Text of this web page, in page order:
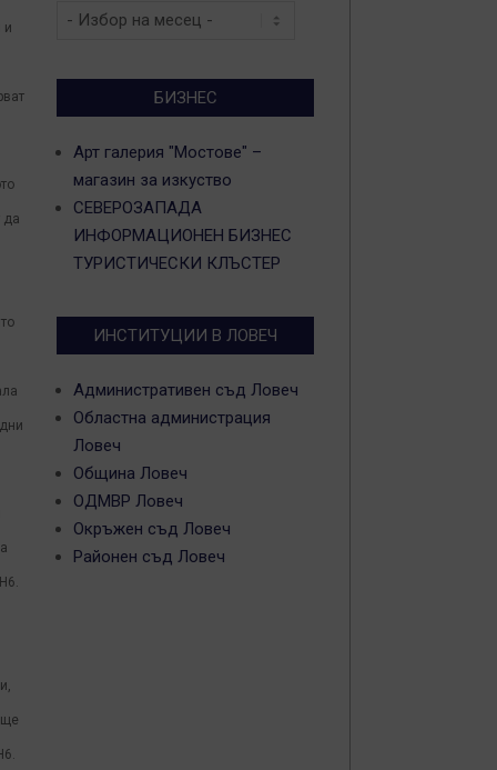
и
да
ще
Архив
БИЗНЕС
Арт галерия "Мостове" –
магазин за изкуство
СЕВЕРОЗАПАДА
ИНФОРМАЦИОНЕН БИЗНЕС
ТУРИСТИЧЕСКИ КЛЪСТЕР
ИНСТИТУЦИИ В ЛОВЕЧ
Административен съд Ловеч
Областна администрация
Ловеч
Община Ловеч
ОДМВР Ловеч
Окръжен съд Ловеч
Районен съд Ловеч